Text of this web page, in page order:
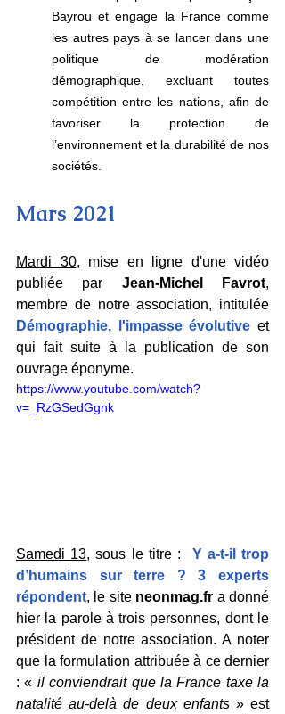
Bayrou et engage la France comme
les autres pays à se lancer dans une
politique de modération
démographique, excluant toutes
compétition entre les nations, afin de
favoriser la protection de
l’environnement et la durabilité de nos
sociétés.
Mars 2021
Mardi 30, mise en ligne d'une vidéo
publiée par Jean-Michel Favrot,
Démographie, l'impasse évolutive et
qui fait suite à la publication de son
ouvrage éponyme.
https://www.youtube.com/watch?
v=_RzGSedGgnk
Samedi 13, sous le titre : Y a-t-il trop
d’humains sur terre ? 3 experts
répondent, le site neonmag.fr a donné
hier la parole à trois personnes, dont le
président de notre association. A noter
que la formulation attribuée à ce dernier
: « il conviendrait que la France taxe la
natalité au-delà de deux enfants » est